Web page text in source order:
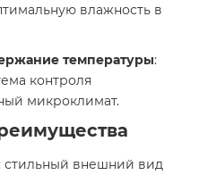
влажность в
температуры:
контроля
микроклимат.​
стильный внешний вид